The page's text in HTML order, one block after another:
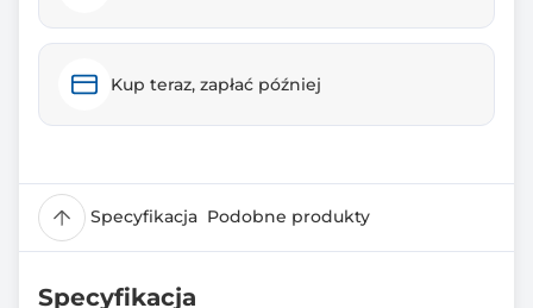
Kup teraz, zapłać później
Specyfikacja Podobne produkty
Specyfikacja